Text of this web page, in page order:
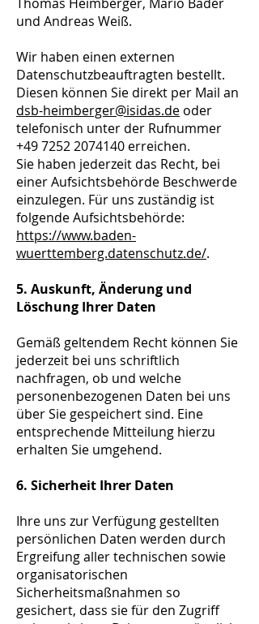
und Andreas Weiß.
Wir haben einen externen
Datenschutzbeauftragten bestellt.
Diesen können Sie direkt per Mail an
dsb-heimberger@isidas.de oder
telefonisch unter der Rufnummer
+49 7252 2074140 erreichen.
Sie haben jederzeit das Recht, bei
einer Aufsichtsbehörde Beschwerde
einzulegen. Für uns zuständig ist
folgende Aufsichtsbehörde:
https://www.baden-
wuerttemberg.datenschutz.de/.
5. Auskunft, Änderung und
Löschung Ihrer Daten
Gemäß geltendem Recht können Sie
jederzeit bei uns schriftlich
nachfragen, ob und welche
personenbezogenen Daten bei uns
über Sie gespeichert sind. Eine
entsprechende Mitteilung hierzu
erhalten Sie umgehend.
6. Sicherheit Ihrer Daten
Ihre uns zur Verfügung gestellten
persönlichen Daten werden durch
Ergreifung aller technischen sowie
organisatorischen
Sicherheitsmaßnahmen so
gesichert, dass sie für den Zugriff